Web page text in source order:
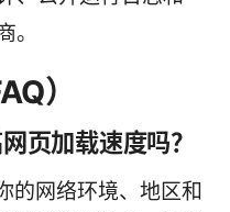
。
）
页加载速度吗？
的网络环境、地区和